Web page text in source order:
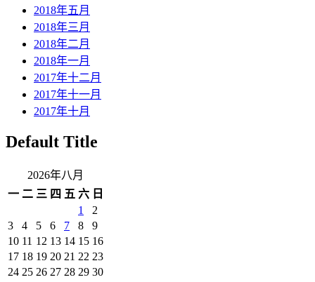
2018年五月
2018年三月
2018年二月
2018年一月
2017年十二月
2017年十一月
2017年十月
Default Title
2026年八月
一 二 三 四 五 六 日
1
2
3
4 5 6 7 8
9
10 11 12 13 14 15 16
17 18 19 20 21 22 23
24 25 26 27 28 29 30